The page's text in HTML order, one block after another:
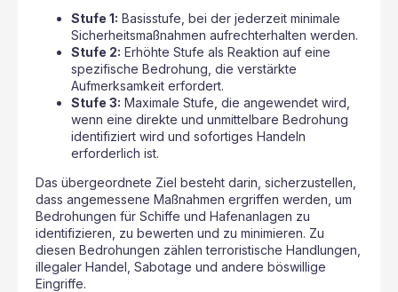
Stufe 1: Basisstufe, bei der jederzeit minimale
Sicherheitsmaßnahmen aufrechterhalten werden.
Stufe 2: Erhöhte Stufe als Reaktion auf eine
spezifische Bedrohung, die verstärkte
Aufmerksamkeit erfordert.
Stufe 3: Maximale Stufe, die angewendet wird,
wenn eine direkte und unmittelbare Bedrohung
identifiziert wird und sofortiges Handeln
erforderlich ist.
Das übergeordnete Ziel besteht darin, sicherzustellen,
dass angemessene Maßnahmen ergriffen werden, um
Bedrohungen für Schiffe und Hafenanlagen zu
identifizieren, zu bewerten und zu minimieren. Zu
diesen Bedrohungen zählen terroristische Handlungen,
illegaler Handel, Sabotage und andere böswillige
Eingriffe.